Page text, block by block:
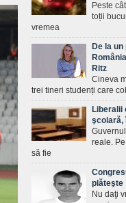
Peste
toții
vremea
De la
Ritz
Cineva
trei tineri studenți care
Liberalii
şcolară,
reale.
să fie
plăteşte
Nu daţi